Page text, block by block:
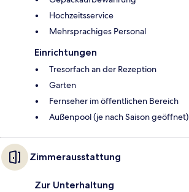
Hochzeitsservice
Mehrsprachiges Personal
Einrichtungen
Tresorfach an der Rezeption
Garten
Fernseher im öffentlichen Bereich
Außenpool (je nach Saison geöffnet)
Zimmerausstattung
Zur Unterhaltung